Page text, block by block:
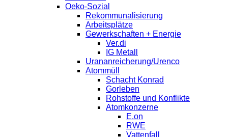
Oeko-Sozial
Rekommunalisierung
Arbeitsplätze
Gewerkschaften + Energie
Ver.di
IG Metall
Urananreicherung/Urenco
Atommüll
Schacht Konrad
Gorleben
Rohstoffe und Konflikte
Atomkonzerne
E.on
RWE
Vattenfall